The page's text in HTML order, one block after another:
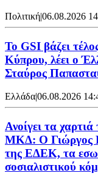
Πολιτική|06.08.2026
Το GSI βάζει
Κύπρου, λέει ο
Σταύρος
Ελλάδα|06.08.2026
Ανοίγει τα
ΜΚΔ: Ο Γιώργος
της ΕΔΕΚ, τα
σοσιαλιστικού